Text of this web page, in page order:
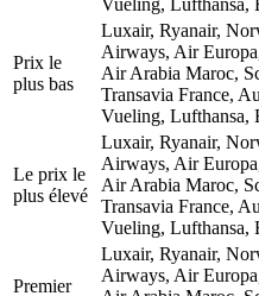
Prix ​​le
plus bas
Luxair, Ryanair,
Airways, Air
Air Arabia Maroc,
Transavia France,
Vueling, Lufthansa,
Le prix le
plus élevé
Luxair, Ryanair,
Airways, Air
Air Arabia Maroc,
Transavia France,
Vueling, Lufthansa,
Premier
Luxair, Ryanair,
Airways, Air